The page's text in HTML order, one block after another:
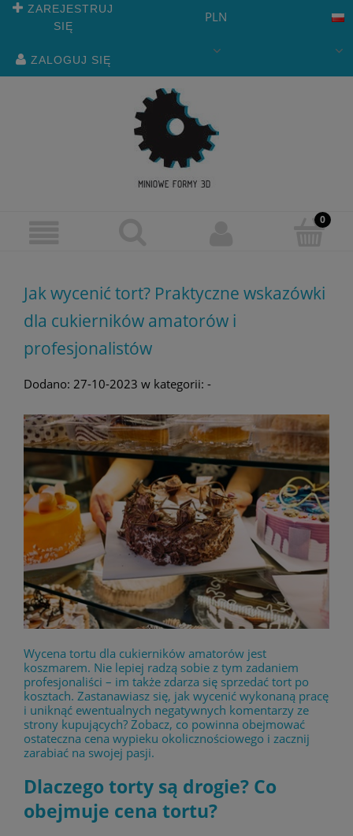
ZAREJESTRUJ
SIĘ
ZALOGUJ SIĘ
PLN
Jak wycenić tort? Praktyczne wskazówki
dla cukierników amatorów i
profesjonalistów
Dodano: 27-10-2023 w kategorii: -
Wycena tortu dla cukierników amatorów jest
koszmarem. Nie lepiej radzą sobie z tym zadaniem
profesjonaliści – im także zdarza się sprzedać tort po
kosztach. Zastanawiasz się, jak wycenić wykonaną pracę
i uniknąć ewentualnych negatywnych komentarzy ze
strony kupujących? Zobacz, co powinna obejmować
ostateczna cena wypieku okolicznościowego i zacznij
zarabiać na swojej pasji.
Dlaczego torty są drogie? Co
obejmuje cena tortu?